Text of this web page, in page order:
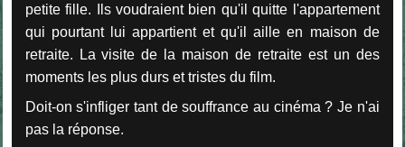
petite fille. Ils voudraient bien qu'il quitte l'appartement
qui pourtant lui appartient et qu'il aille en maison de
retraite. La visite de la maison de retraite est un des
moments les plus durs et tristes du film.
Doit-on s'infliger tant de souffrance au cinéma ? Je n'ai
pas la réponse.